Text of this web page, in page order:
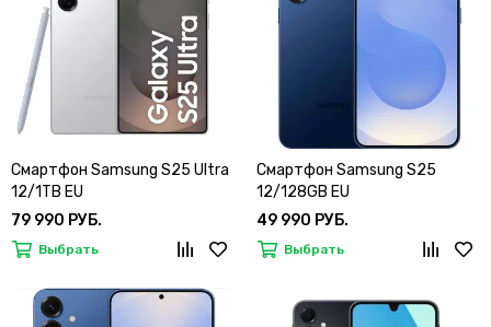
Смартфон Samsung S25 Ultra
12/1TB EU
79 990 РУБ.
Выбрать
Смартфон Samsung S25
12/128GB EU
49 990 РУБ.
Выбрать